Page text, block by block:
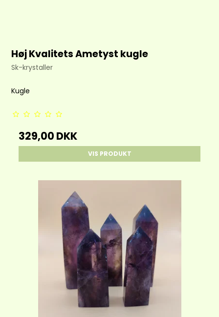
Høj Kvalitets Ametyst kugle
Sk-krystaller
Kugle
329,00 DKK
VIS PRODUKT